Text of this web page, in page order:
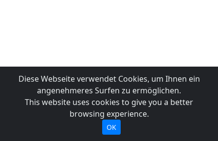
Diese Webseite verwendet Cookies, um Ihnen ein
angenehmeres Surfen zu ermöglichen.
This website uses cookies to give you a better
browsing experience.
OK